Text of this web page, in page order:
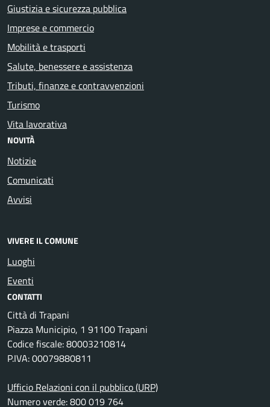
Giustizia e sicurezza pubblica
Imprese e commercio
Mobilità e trasporti
Salute, benessere e assistenza
Tributi, finanze e contravvenzioni
Turismo
Vita lavorativa
NOVITÀ
Notizie
Comunicati
Avvisi
VIVERE IL COMUNE
Luoghi
Eventi
CONTATTI
Città di Trapani
Piazza Municipio, 1 91100 Trapani
Codice fiscale: 80003210814
P.IVA: 00079880811
Ufficio Relazioni con il pubblico (URP)
Numero verde: 800 019 764